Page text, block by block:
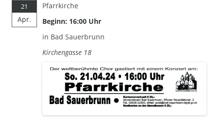
21
Apr.
Pfarrkirche
Beginn: 16:00 Uhr
in Bad Sauerbrunn
Kirchengasse 18